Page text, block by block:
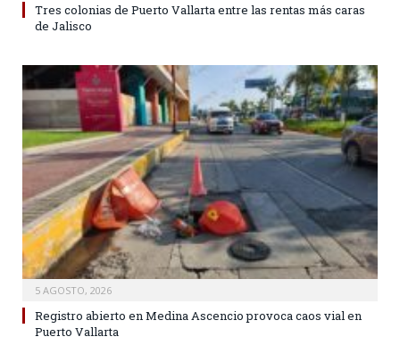
Tres colonias de Puerto Vallarta entre las rentas más caras
de Jalisco
5 AGOSTO, 2026
Registro abierto en Medina Ascencio provoca caos vial en
Puerto Vallarta